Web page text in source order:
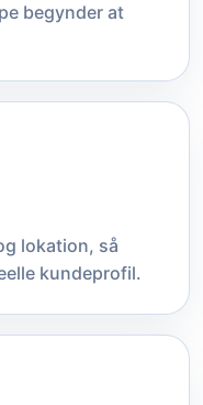
begynder at
lokation, så
kundeprofil.